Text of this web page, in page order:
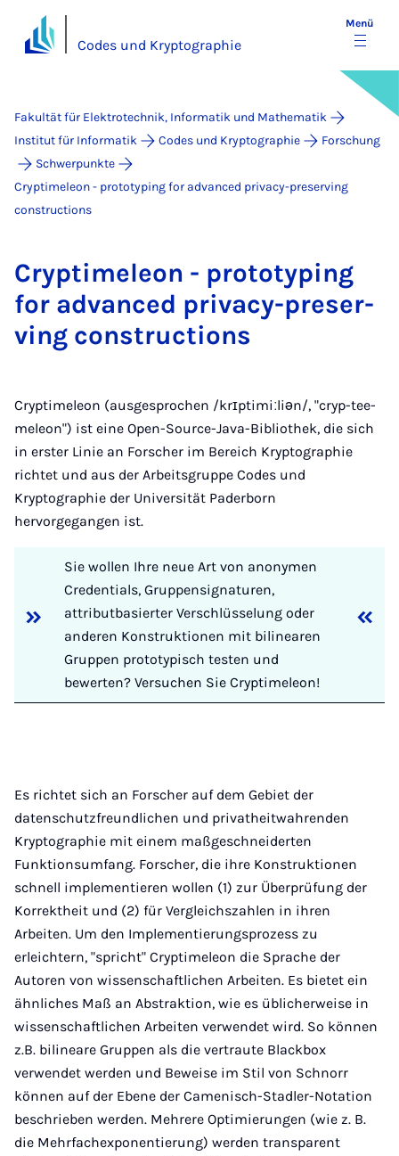
Codes und Kryptographie
Menü
Fakultät für Elektrotechnik, Informatik und Mathematik
Institut für Informatik
Codes und Kryptographie
Forschung
Schwerpunkte
Cryptimeleon - prototyping for advanced privacy-preserving
constructions
Cryp­time­le­on - pro­to­ty­ping
for ad­van­ced pri­va­cy-pre­ser­
ving con­struc­ti­ons
Cryptimeleon (ausgesprochen /krɪptimiːliən/, "cryp-tee-
meleon") ist eine Open-Source-Java-Bibliothek, die sich
in erster Linie an Forscher im Bereich Kryptographie
richtet und aus der Arbeitsgruppe Codes und
Kryptographie der Universität Paderborn
hervorgegangen ist.
»
Sie wollen Ihre neue Art von anonymen
Credentials, Gruppensignaturen,
attributbasierter Verschlüsselung oder
anderen Konstruktionen mit bilinearen
Gruppen prototypisch testen und
bewerten? Versuchen Sie Cryptimeleon!
«
Es richtet sich an Forscher auf dem Gebiet der
datenschutzfreundlichen und privatheitwahrenden
Kryptographie mit einem maßgeschneiderten
Funktionsumfang. Forscher, die ihre Konstruktionen
schnell implementieren wollen (1) zur Überprüfung der
Korrektheit und (2) für Vergleichszahlen in ihren
Arbeiten. Um den Implementierungsprozess zu
erleichtern, "spricht" Cryptimeleon die Sprache der
Autoren von wissenschaftlichen Arbeiten. Es bietet ein
ähnliches Maß an Abstraktion, wie es üblicherweise in
wissenschaftlichen Arbeiten verwendet wird. So können
z.B. bilineare Gruppen als die vertraute Blackbox
verwendet werden und Beweise im Stil von Schnorr
können auf der Ebene der Camenisch-Stadler-Notation
beschrieben werden. Mehrere Optimierungen (wie z. B.
die Mehrfachexponentierung) werden transparent